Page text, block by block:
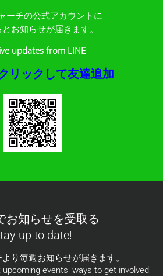
ーチの公式アカウントに
お知らせが届きます。
updates from LINE
リックして友達追加
お知らせを受取る
up to date!
り毎週お知らせが届きます。
events, ways to get involved,